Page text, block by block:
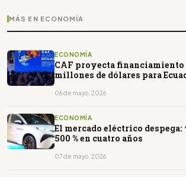
MÁS EN ECONOMÍA
ECONOMÍA
CAF proyecta financiamiento
millones de dólares para
06 de mayo, 2026
ECONOMÍA
El mercado eléctrico despega:
500 % en cuatro años
07 de mayo, 2026